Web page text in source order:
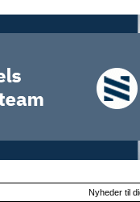
Nyheder til